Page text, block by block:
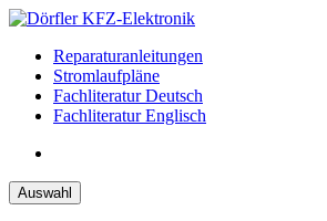
Zum
springenReparaturanleitungen
Stromlaufpläne
Fachliteratur Deutsch
Fachliteratur Englisch
Auswahl